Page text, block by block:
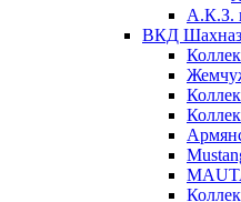
А.К.З.
ВКД